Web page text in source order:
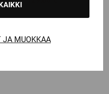
JA MUOKKAA